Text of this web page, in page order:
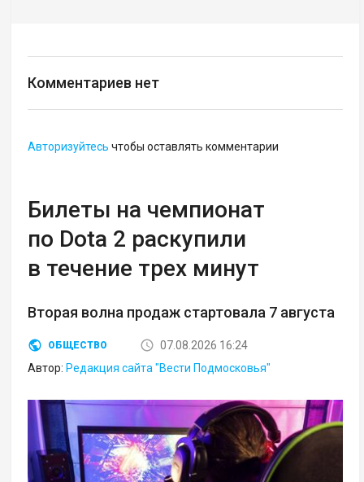
Комментариев нет
Авторизуйтесь чтобы оставлять комментарии
Билеты на чемпионат
по Dota 2 раскупили
в течение трех минут
Вторая волна продаж стартовала 7 августа
ОБЩЕСТВО
07.08.2026 16:24
Автор: Редакция сайта "Вести Подмосковья"